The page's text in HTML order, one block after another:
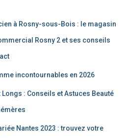
à Rosny-sous-Bois : le magasin
Rosny 2 et ses conseils
incontournables en 2026
Longs : Conseils et Astuces Beauté
Nantes 2023 : trouvez votre